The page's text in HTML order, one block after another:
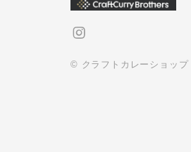
© クラフトカレーショップ